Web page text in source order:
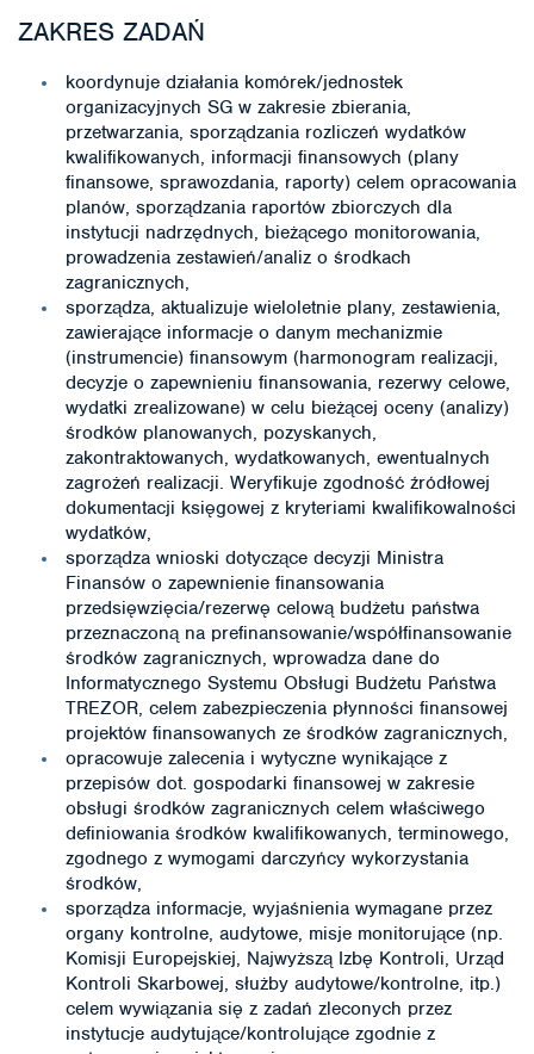
ZAKRES ZADAŃ
koordynuje działania komórek/jednostek
organizacyjnych SG w zakresie zbierania,
przetwarzania, sporządzania rozliczeń wydatków
kwalifikowanych, informacji finansowych (plany
finansowe, sprawozdania, raporty) celem opracowania
planów, sporządzania raportów zbiorczych dla
instytucji nadrzędnych, bieżącego monitorowania,
prowadzenia zestawień/analiz o środkach
zagranicznych,
sporządza, aktualizuje wieloletnie plany, zestawienia,
zawierające informacje o danym mechanizmie
(instrumencie) finansowym (harmonogram realizacji,
decyzje o zapewnieniu finansowania, rezerwy celowe,
wydatki zrealizowane) w celu bieżącej oceny (analizy)
środków planowanych, pozyskanych,
zakontraktowanych, wydatkowanych, ewentualnych
zagrożeń realizacji. Weryfikuje zgodność źródłowej
dokumentacji księgowej z kryteriami kwalifikowalności
wydatków,
sporządza wnioski dotyczące decyzji Ministra
Finansów o zapewnienie finansowania
przedsięwzięcia/rezerwę celową budżetu państwa
przeznaczoną na prefinansowanie/współfinansowanie
środków zagranicznych, wprowadza dane do
Informatycznego Systemu Obsługi Budżetu Państwa
TREZOR, celem zabezpieczenia płynności finansowej
projektów finansowanych ze środków zagranicznych,
opracowuje zalecenia i wytyczne wynikające z
przepisów dot. gospodarki finansowej w zakresie
obsługi środków zagranicznych celem właściwego
definiowania środków kwalifikowanych, terminowego,
zgodnego z wymogami darczyńcy wykorzystania
środków,
sporządza informacje, wyjaśnienia wymagane przez
organy kontrolne, audytowe, misje monitorujące (np.
Komisji Europejskiej, Najwyższą Izbę Kontroli, Urząd
Kontroli Skarbowej, służby audytowe/kontrolne, itp.)
celem wywiązania się z zadań zleconych przez
instytucje audytujące/kontrolujące zgodnie z